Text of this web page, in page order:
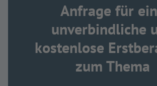
Anfrage für
unverbindliche
kostenlose
zum Thema